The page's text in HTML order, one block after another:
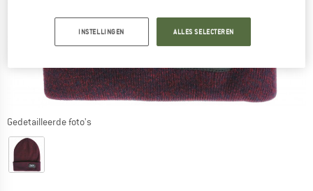
Gedetailleerde foto's
INSTELLINGEN ALLES SELECTEREN